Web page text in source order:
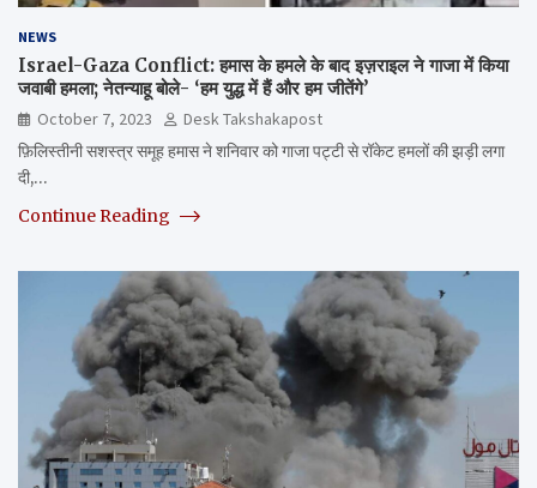
NEWS
Israel-Gaza Conflict: हमास के हमले के बाद इज़राइल ने गाजा में किया
जवाबी हमला; नेतन्याहू बोले- ‘हम युद्ध में हैं और हम जीतेंगे’
October 7, 2023
Desk Takshakapost
फ़िलिस्तीनी सशस्त्र समूह हमास ने शनिवार को गाजा पट्टी से रॉकेट हमलों की झड़ी लगा
दी,…
Continue Reading